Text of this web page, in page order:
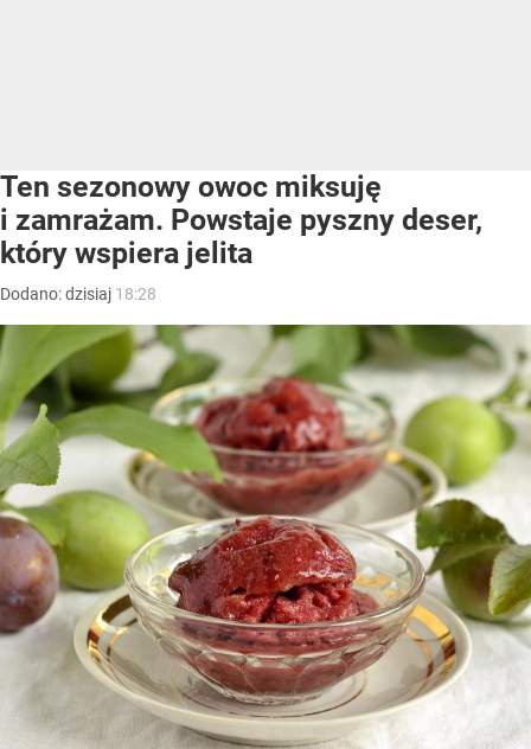
Ten sezonowy owoc miksuję
i zamrażam. Powstaje pyszny deser,
który wspiera jelita
Dodano:dzisiaj 18:28